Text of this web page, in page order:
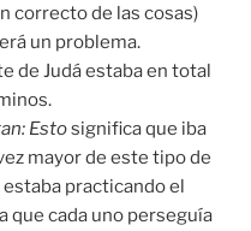
correcto de las cosas)
un problema.
de Judá estaba en total
Estosignifica que iba
mayor de este tipo de
practicando el
que cada uno perseguía